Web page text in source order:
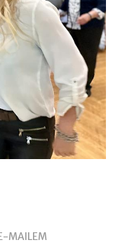
MAILEM